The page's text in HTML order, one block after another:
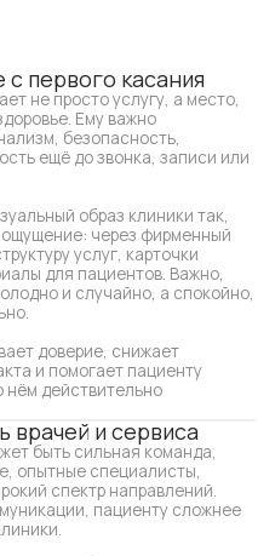
ещё до звонка, записи или
образ клиники так,
через фирменный
услуг, карточки
для пациентов. Важно,
доверие, снижает
и помогает пациенту
действительно
и сервиса
сильная команда,
специалисты,
спектр направлений.
пациенту сложнее
без перегруза
сайт, структуру
тексты, карточки врачей,
по направлениям. Так
понятной, аккуратной